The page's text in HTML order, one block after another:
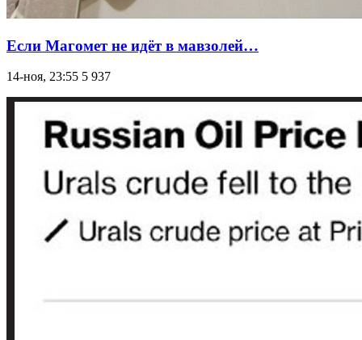
Если Магомет не идёт в мавзолей…
14-ноя, 23:55 5 937